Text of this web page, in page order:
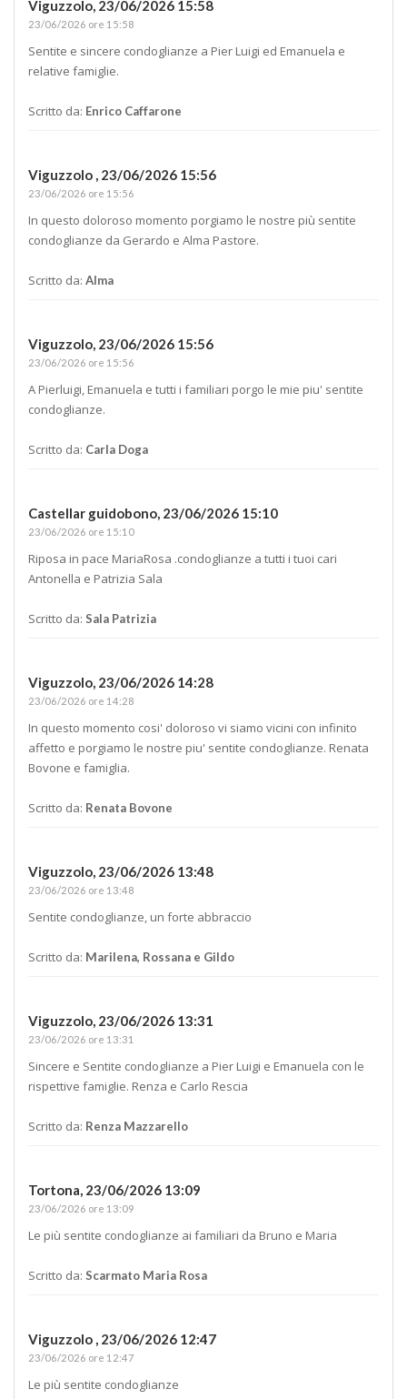
Viguzzolo, 23/06/2026 15:58
23/06/2026 ore 15:58
Sentite e sincere condoglianze a Pier Luigi ed Emanuela e
relative famiglie.
Scritto da: Enrico Caffarone
Viguzzolo , 23/06/2026 15:56
23/06/2026 ore 15:56
In questo doloroso momento porgiamo le nostre più sentite
condoglianze da Gerardo e Alma Pastore.
Scritto da: Alma
Viguzzolo, 23/06/2026 15:56
23/06/2026 ore 15:56
A Pierluigi, Emanuela e tutti i familiari porgo le mie piu' sentite
condoglianze.
Scritto da: Carla Doga
Castellar guidobono, 23/06/2026 15:10
23/06/2026 ore 15:10
Riposa in pace MariaRosa .condoglianze a tutti i tuoi cari
Antonella e Patrizia Sala
Scritto da: Sala Patrizia
Viguzzolo, 23/06/2026 14:28
23/06/2026 ore 14:28
In questo momento cosi' doloroso vi siamo vicini con infinito
affetto e porgiamo le nostre piu' sentite condoglianze. Renata
Bovone e famiglia.
Scritto da: Renata Bovone
Viguzzolo, 23/06/2026 13:48
23/06/2026 ore 13:48
Sentite condoglianze, un forte abbraccio
Scritto da: Marilena, Rossana e Gildo
Viguzzolo, 23/06/2026 13:31
23/06/2026 ore 13:31
Sincere e Sentite condoglianze a Pier Luigi e Emanuela con le
rispettive famiglie. Renza e Carlo Rescia
Scritto da: Renza Mazzarello
Tortona, 23/06/2026 13:09
23/06/2026 ore 13:09
Le più sentite condoglianze ai familiari da Bruno e Maria
Scritto da: Scarmato Maria Rosa
Viguzzolo , 23/06/2026 12:47
23/06/2026 ore 12:47
Le più sentite condoglianze